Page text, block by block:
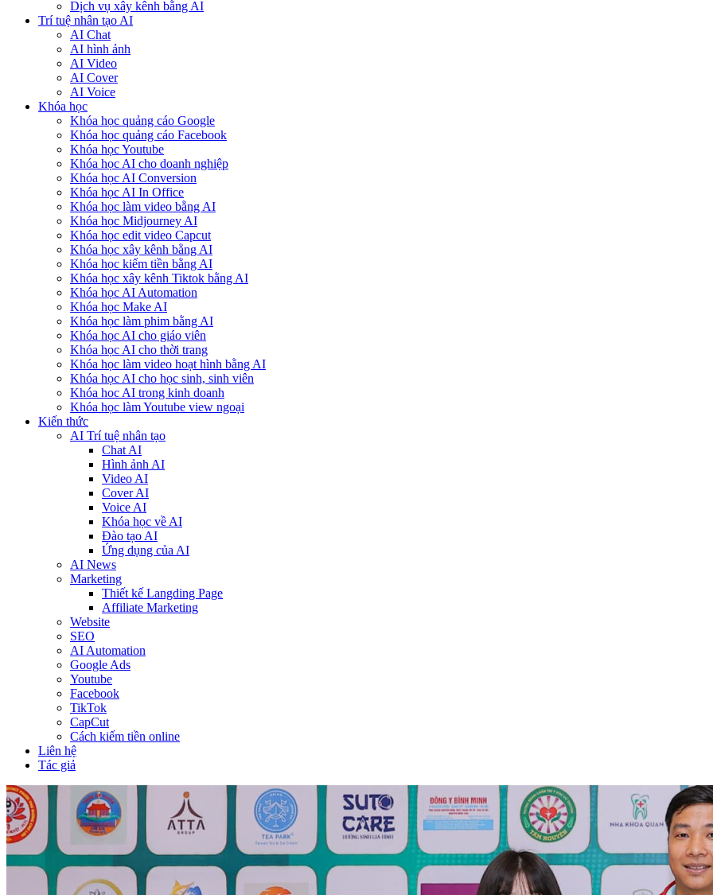
Dịch vụ xây kênh bằng AI
Trí tuệ nhân tạo AI
AI Chat
AI hình ảnh
AI Video
AI Cover
AI Voice
Khóa học
Khóa học quảng cáo Google
Khóa học quảng cáo Facebook
Khóa học Youtube
Khóa học AI cho doanh nghiệp
Khóa học AI Conversion
Khóa học AI In Office
Khóa học làm video bằng AI
Khóa học Midjourney AI
Khóa học edit video Capcut
Khóa học xây kênh bằng AI
Khóa học kiếm tiền bằng AI
Khóa học xây kênh Tiktok bằng AI
Khóa học AI Automation
Khóa học Make AI
Khóa học làm phim bằng AI
Khóa học AI cho giáo viên
Khóa học AI cho thời trang
Khóa học làm video hoạt hình bằng AI
Khóa học AI cho học sinh, sinh viên
Khóa hoc AI trong kinh doanh
Khóa học làm Youtube view ngoại
Kiến thức
AI Trí tuệ nhân tạo
Chat AI
Hình ảnh AI
Video AI
Cover AI
Voice AI
Khóa học về AI
Đào tạo AI
Ứng dụng của AI
AI News
Marketing
Thiết kế Langding Page
Affiliate Marketing
Website
SEO
AI Automation
Google Ads
Youtube
Facebook
TikTok
CapCut
Cách kiếm tiền online
Liên hệ
Tác giả